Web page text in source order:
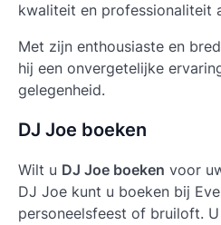
kwaliteit en professionaliteit
Met zijn enthousiaste en
hij een onvergetelijke
gelegenheid.
DJ Joe boeken
Wilt u DJ Joe boeken voor
DJ Joe kunt u boeken bij
personeelsfeest of bruiloft.